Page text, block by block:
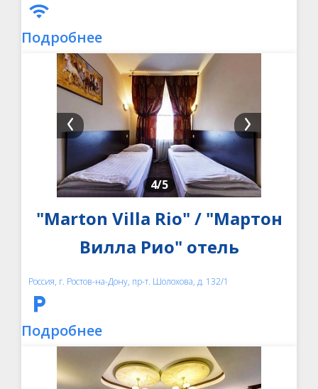
Подробнее
4/5
"Marton Villa Rio" / "Мартон
Вилла Рио" отель
Россия, г. Ростов-на-Дону, пр-т. Шолохова, д. 132/1
Подробнее